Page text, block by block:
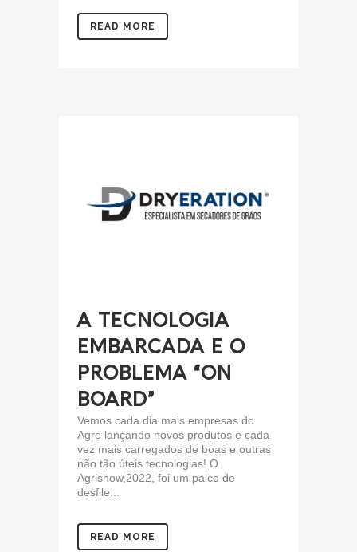
READ MORE
A TECNOLOGIA
EMBARCADA E O
PROBLEMA “ON
BOARD”
Vemos cada dia mais empresas do
Agro lançando novos produtos e cada
vez mais carregados de boas e outras
não tão úteis tecnologias! O
Agrishow,2022, foi um palco de
desfile...
READ MORE